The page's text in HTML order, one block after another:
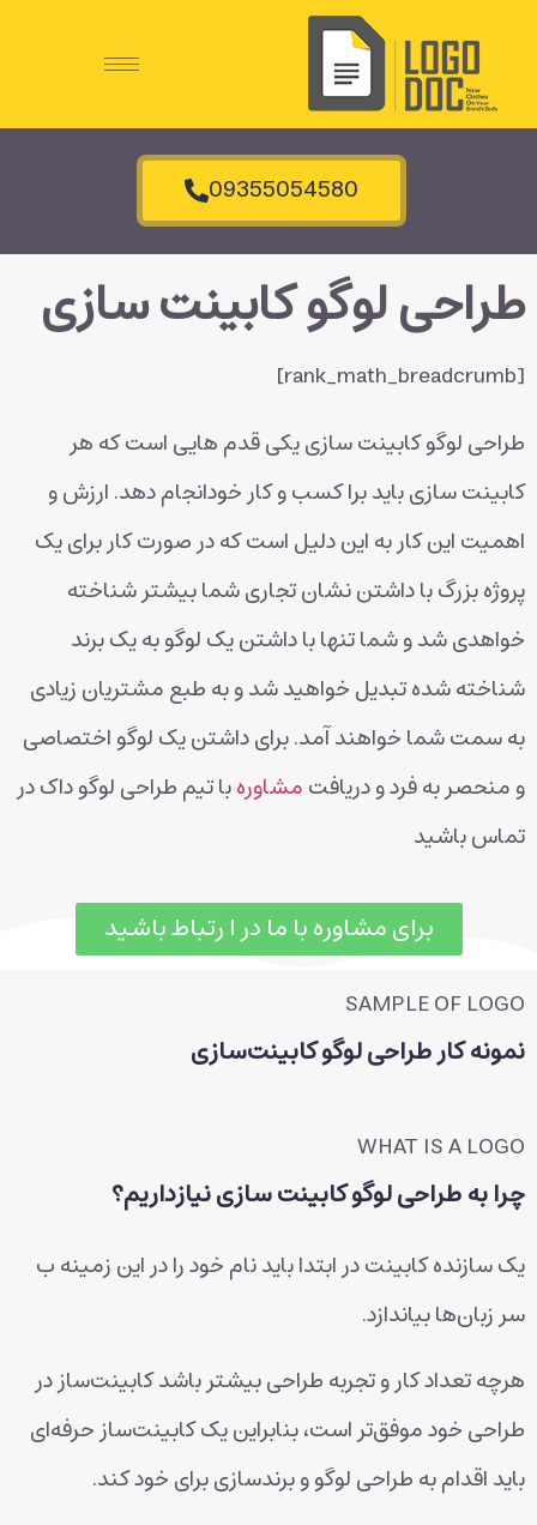
09355054580
طراحی لوگو کابینت سازی
[rank_math_breadcrumb]
طراحی لوگو کابینت سازی یکی قدم هایی است که هر
کابینت سازی باید برا کسب و کار خودانجام دهد. ارزش و
اهمیت این کار به این دلیل است که در صورت کار برای یک
پروژه بزرگ با داشتن نشان تجاری شما بیشتر شناخته
خواهدی شد و شما تنها با داشتن یک لوگو به یک برند
شناخته شده تبدیل خواهید شد و به طبع مشتریان زیادی
به سمت شما خواهند آمد. برای داشتن یک لوگو اختصاصی
و منحصر به فرد و دریافتمشاورهبا تیم طراحی لوگو داک در
تماس باشید
برای مشاوره با ما در ا رتباط باشید
SAMPLE OF LOGO
نمونه کار طراحی لوگو کابینت‌سازی
WHAT IS A LOGO
چرا به طراحی لوگو کابینت سازی نیازداریم؟
یک سازنده کابینت در ابتدا باید نام خود را در این زمینه ب
سر زبان‌ها بیاندازد.
هرچه تعداد کار و تجربه طراحی بیشتر باشد کابینت‌ساز در
طراحی خود موفق‌تر است، بنابراین یک کابینت‌ساز حرفه‌ای
باید اقدام به طراحی لوگو و برندسازی برای خود کند.